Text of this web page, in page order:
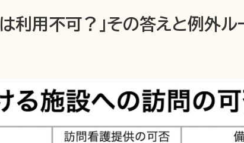
は利用不可？」その答えと例外